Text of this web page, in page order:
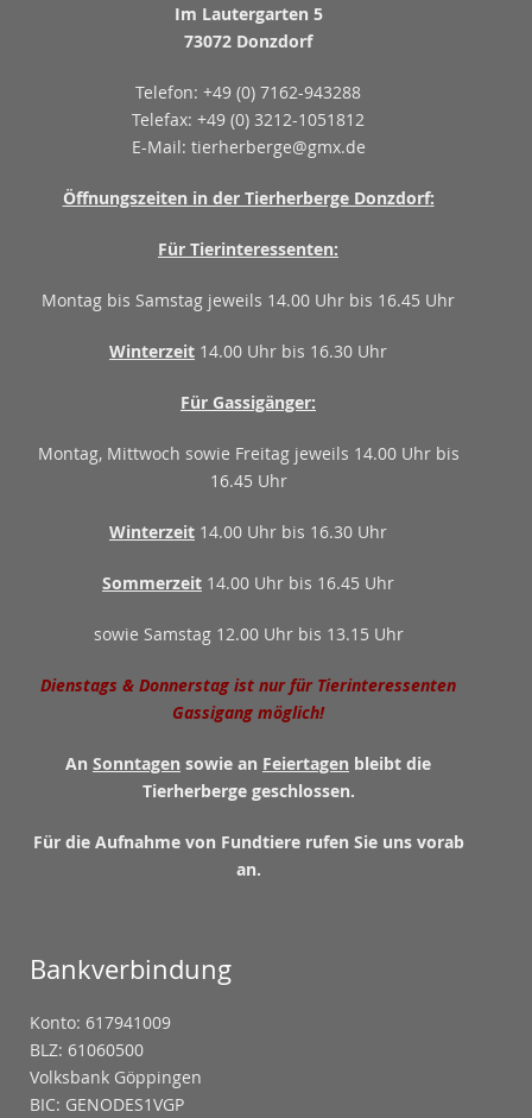
Im Lautergarten 5
73072 Donzdorf
Telefon: +49 (0) 7162-943288
Telefax: +49 (0) 3212-1051812
E-Mail: tierherberge@gmx.de
Öffnungszeiten in der Tierherberge Donzdorf:
Für Tierinteressenten:
Montag bis Samstag jeweils 14.00 Uhr bis 16.45 Uhr
Winterzeit 14.00 Uhr bis 16.30 Uhr
Für Gassigänger:
Montag, Mittwoch sowie Freitag jeweils 14.00 Uhr bis
16.45 Uhr
Winterzeit 14.00 Uhr bis 16.30 Uhr
Sommerzeit 14.00 Uhr bis 16.45 Uhr
sowie Samstag 12.00 Uhr bis 13.15 Uhr
Dienstags & Donnerstag ist nur für Tierinteressenten
Gassigang möglich!
An Sonntagen sowie an Feiertagen bleibt die
Tierherberge geschlossen.
Für die Aufnahme von Fundtiere rufen Sie uns vorab
an.
Bankverbindung
Konto: 617941009
BLZ: 61060500
Volksbank Göppingen
BIC: GENODES1VGP